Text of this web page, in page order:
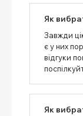
Як
Завжди
є у них
відгуки
Як